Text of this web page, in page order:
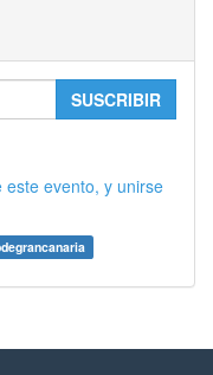
SUSCRIBIR
evento, y unirse